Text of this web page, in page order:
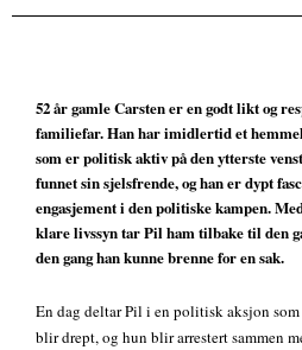
52 år gamle Carsten er en godt likt og
familiefar. Han har imidlertid et
som er politisk aktiv på den ytterste
funnet sin sjelsfrende, og han er dypt
engasjement i den politiske kampen.
klare livssyn tar Pil ham tilbake til den
den gang han kunne brenne for en sak.
En dag deltar Pil i en politisk aksjon
blir drept, og hun blir arrestert sammen